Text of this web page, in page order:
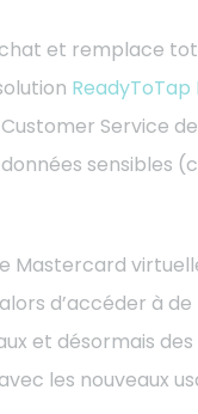
et remplace
Service de
sensibles
Mastercard
d’accéder à
et désormais
les nouveaux